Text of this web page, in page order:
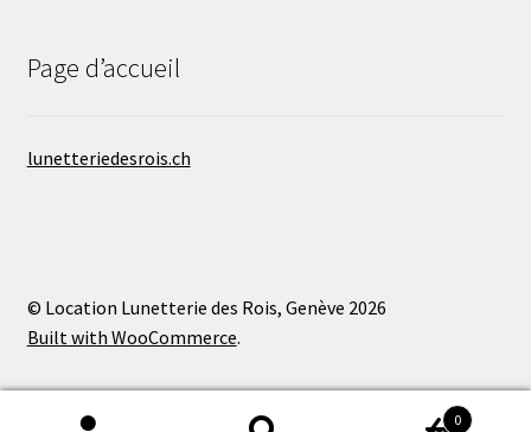
Page d’accueil
lunetteriedesrois.ch
© Location Lunetterie des Rois, Genève 2026
Built with WooCommerce.
0